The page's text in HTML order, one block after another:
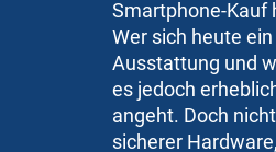
Smartphone-Kauf
Wer sich heute
Ausstattung und
es jedoch
angeht. Doch
sicherer